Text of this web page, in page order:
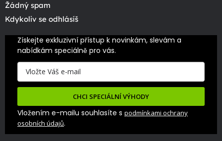
Žádný spam
Kdykoliv se odhlásíš
Získejte exkluzivní přístup k novinkám, slevám a
nabídkám speciálně pro vás.
CHCI SPECIÁLNÍ VÝHODY
Vložením e-mailu souhlasíte s podmínkami ochrany
osobních údajů.